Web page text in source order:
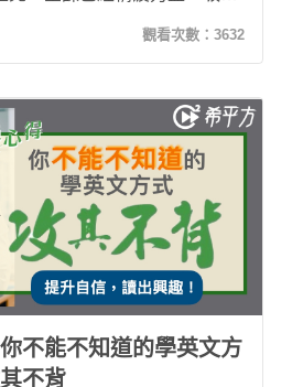
照自己進度學習，而且課程內
這使Cecilia的學習效率提高。
觀看次數： 3632
不能不知道的學英文方
不背